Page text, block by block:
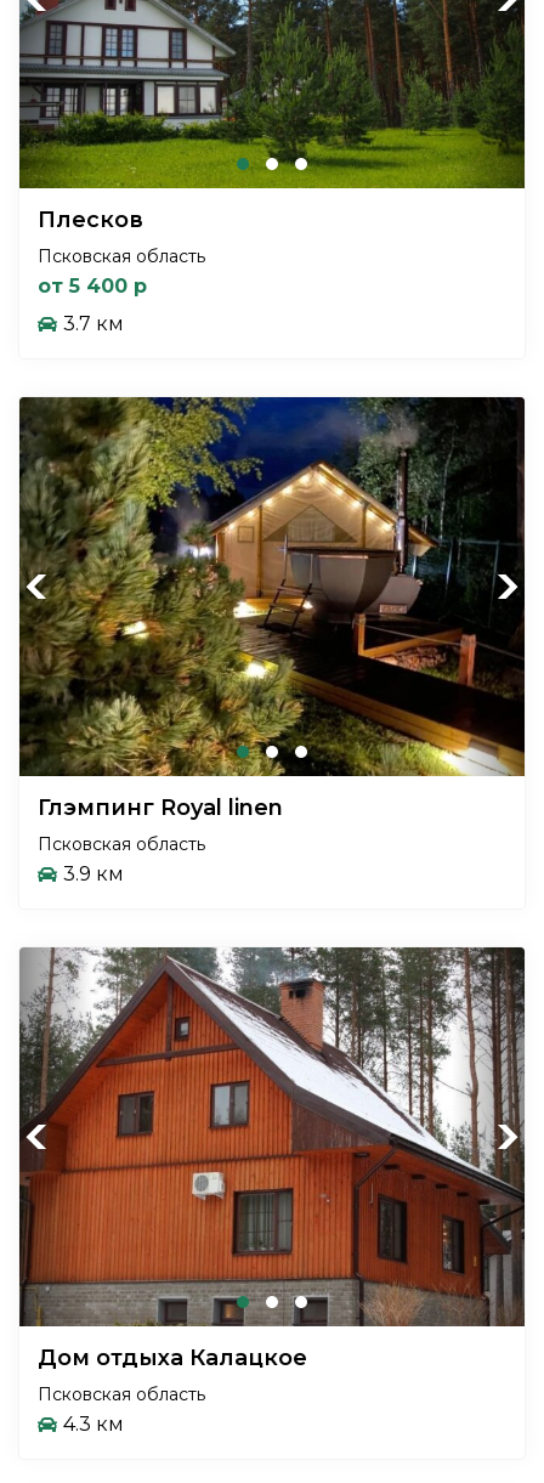
Плесков
Псковская область
от 5 400 р
3.7 км
Previous Next
Глэмпинг Royal linen
Псковская область
3.9 км
Previous Next
Дом отдыха Калацкое
Псковская область
4.3 км